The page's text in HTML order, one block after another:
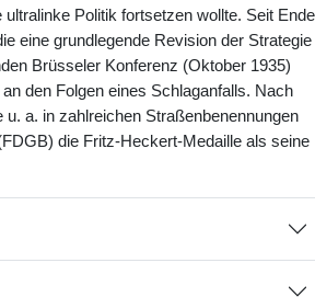
Politik fortsetzen wollte. Seit Ende
eine grundlegende Revision der Strategie
Brüsseler Konferenz (Oktober 1935)
den Folgen eines Schlaganfalls. Nach
a. in zahlreichen Straßenbenennungen
die Fritz-Heckert-Medaille als seine